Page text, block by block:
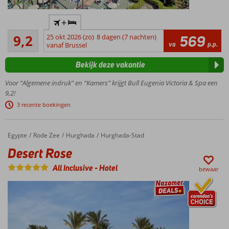
Absolute
bij
reizigers!
In het
van
Playa
Inglés
Gratis entree
uitgebreid
Relax op
het
shuttleservice
9,2
Uitstekend
21
beoordelingen
+
25 okt 2026 (zo) 8 dagen (7 nachten)
vanaf Brussel
va 569 p.p.
Voor “Algemene indruk” en “Kamers” krijgt Bull Eugenia Victoria & Spa een
9,2!
3 recente boekingen
Bekijk deze vakantie
Home
Egypte Rode Zee Hurghada Hurghada-Stad
Desert Rose
Desert Rose
All Inclusive-Hotel bewaar